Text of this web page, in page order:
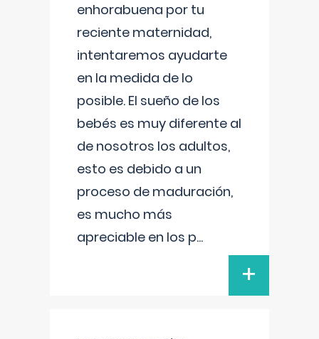
enhorabuena por tu
reciente maternidad,
intentaremos ayudarte
en la medida de lo
posible. El sueño de los
bebés es muy diferente al
de nosotros los adultos,
esto es debido a un
proceso de maduración,
es mucho más
apreciable en los p...
+